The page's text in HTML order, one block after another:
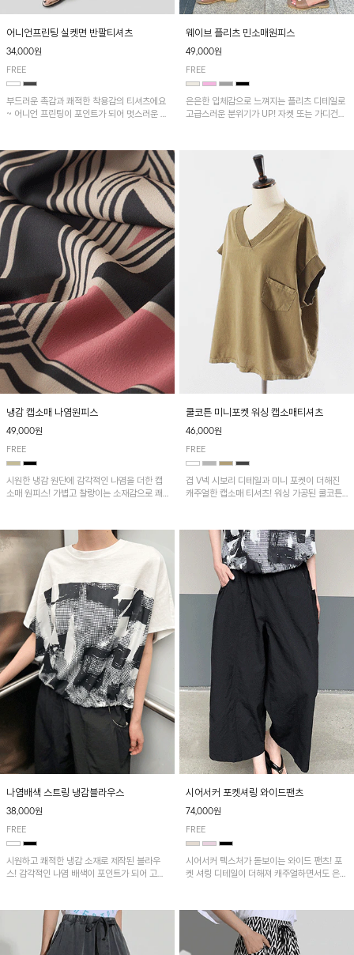
어니언프린팅 실켓면 반팔티셔츠
34,000원
FREE
부드러운 촉감과 쾌적한 착용감의 티셔츠에요
~ 어니언 프린팅이 포인트가 되어 멋스러운 아
웨이브 플리츠 민소매원피스
49,000원
FREE
은은한 입체감으로 느껴지는 플리츠 디테일로
고급스러운 분위기가 UP! 자켓 또는 가디건과
냉감 캡소매 나염원피스
49,000원
FREE
시원한 냉감 원단에 감각적인 나염을 더한 캡
소매 원피스! 가볍고 찰랑이는 소재감으로 쾌
쿨코튼 미니포켓 워싱 캡소매티셔츠
46,000원
FREE
겹 V넥 시보리 디테일과 미니 포켓이 더해진
캐주얼한 캡소매 티셔츠! 워싱 가공된 쿨코튼
나염배색 스트링 냉감블라우스
38,000원
FREE
시원하고 쾌적한 냉감 소재로 제작된 블라우
스! 감각적인 나염 배색이 포인트가 되어 고급
착용 가능합니다~
시어서커 포켓셔링 와이드팬츠
74,000원
FREE
시어서커 텍스처가 돋보이는 와이드 팬츠! 포
켓 셔링 디테일이 더해져 캐주얼하면서도 은은
다. 가볍고 쾌적한 착용감으로 여름철 데일리
아이템으로 활용하기 좋아요~